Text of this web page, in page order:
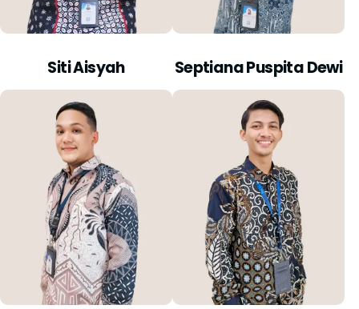
Siti Aisyah Septiana Puspita Dewi